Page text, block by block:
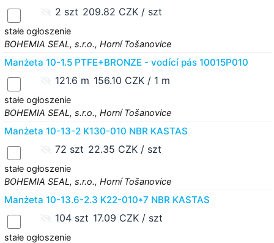
2 szt 209.82 CZK / szt
stałe ogłoszenie
BOHEMIA SEAL, s.r.o., Horní Tošanovice
Manżeta 10-1.5 PTFE+BRONZE - vodící pás 10015P010
121.6 m 156.10 CZK / 1 m
stałe ogłoszenie
BOHEMIA SEAL, s.r.o., Horní Tošanovice
Manżeta 10-13-2 K130-010 NBR KASTAS
72 szt 22.35 CZK / szt
stałe ogłoszenie
BOHEMIA SEAL, s.r.o., Horní Tošanovice
Manżeta 10-13.6-2.3 K22-010*7 NBR KASTAS
104 szt 17.09 CZK / szt
stałe ogłoszenie